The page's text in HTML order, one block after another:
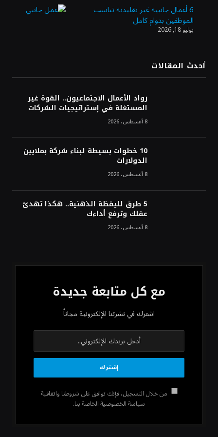
الدولار الأمريكي يتراجع قرب أدنى مستوياته
ترقب تطورات الوساطة بشأن الحرب
6 أعمال جانبية غير تقليدية تناسب
الموظفين بدوام كامل
يوليو 18, 2026
أحدث المقالات
رواد الأعمال الاجتماعيون.. القوة غير
المستغلة في إستراتيجيات الشركات
8 أغسطس، 2026
10 خطوات بسيطة لبناء شركة بملايين
الدولارات
8 أغسطس، 2026
5 طرق لليقظة الذهنية.. هكذا تهدئ
عقلك وترفع أداءك
8 أغسطس، 2026
مع كل متابعة جديدة
اشترك في نشرتنا الإلكترونية مجاناً
من خلال التسجيل، فإنك توافق على شروطنا واتفاقية
سياسة الخصوصية الخاصة بنا.